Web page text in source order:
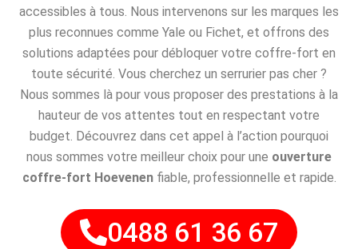
accessibles à tous. Nous intervenons sur les marques les
plus reconnues comme Yale ou Fichet, et offrons des
solutions adaptées pour débloquer votre coffre-fort en
toute sécurité. Vous cherchez un serrurier pas cher ?
Nous sommes là pour vous proposer des prestations à la
hauteur de vos attentes tout en respectant votre
budget. Découvrez dans cet appel à l’action pourquoi
nous sommes votre meilleur choix pour une ouverture
coffre-fort Hoevenenfiable, professionnelle et rapide.
0488 61 36 67